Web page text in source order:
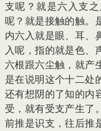
支呢？就是六入支
呢？就是接触的触。
内六入就是眼、耳、
入呢，指的就是色、
六根跟六尘触，就产
是在说明这个十二处
还有想阴的了知的内
受，就有受支产生了
前推是识支，往后推